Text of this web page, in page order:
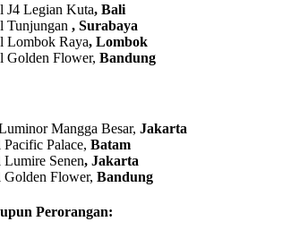
J4 Legian Kuta, Bali
Tunjungan , Surabaya
Lombok Raya, Lombok
Golden Flower, Bandung
Mangga Besar, Jakarta
Palace, Batam
Senen, Jakarta
Golden Flower, Bandung
Perorangan: